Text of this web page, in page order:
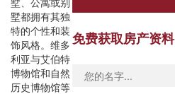
墅都拥有其独
特的个性和装
饰风格。维多
利亚与艾伯特
博物馆和自然
历史博物馆等
免费获取房产资料